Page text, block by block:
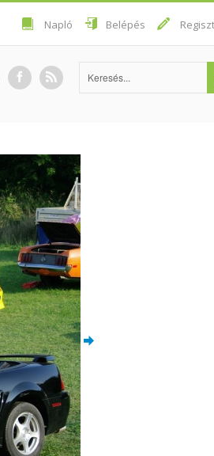
Napló Belépés